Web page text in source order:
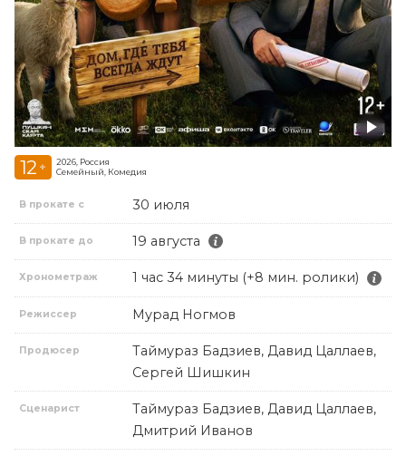
12 +
2026, Россия
Семейный, Комедия
В прокате с 30 июля
В прокате до 19 августа
Хронометраж 1 час 34 минуты (+8 мин. ролики)
Режиссер Мурад Ногмов
Продюсер
Таймураз Бадзиев, Давид Цаллаев,
Сергей Шишкин
Сценарист
Таймураз Бадзиев, Давид Цаллаев,
Дмитрий Иванов